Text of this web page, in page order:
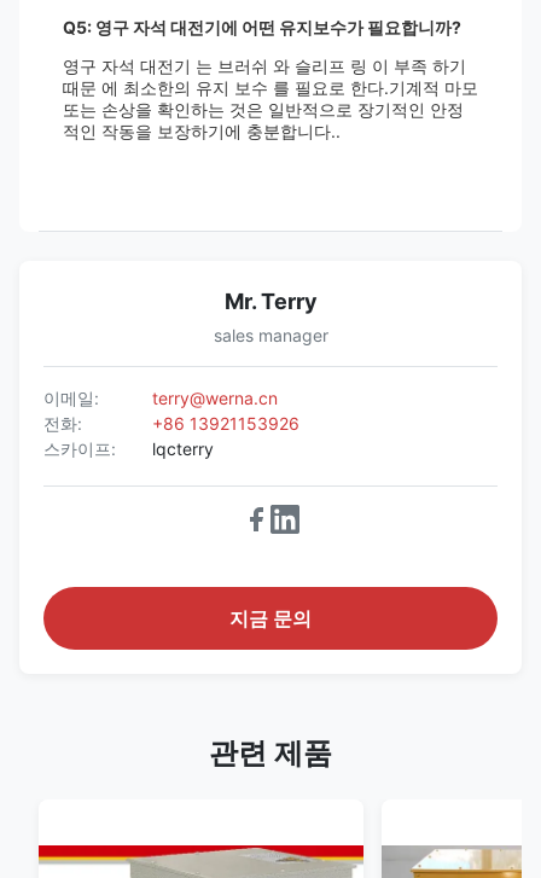
Q5: 영구 자석 대전기에 어떤 유지보수가 필요합니까?
영구 자석 대전기 는 브러쉬 와 슬리프 링 이 부족 하기
때문 에 최소한의 유지 보수 를 필요로 한다.기계적 마모
또는 손상을 확인하는 것은 일반적으로 장기적인 안정
적인 작동을 보장하기에 충분합니다..
Mr. Terry
sales manager
이메일:
terry@werna.cn
전화:
+86 13921153926
스카이프:
lqcterry
지금 문의
관련 제품